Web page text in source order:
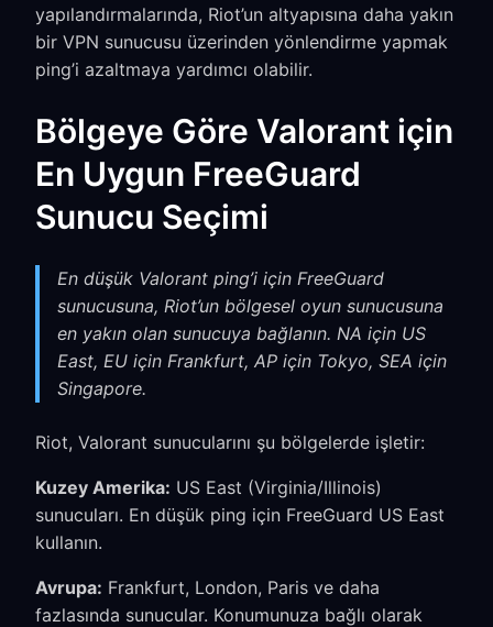
yapılandırmalarında, Riot’un altyapısına daha yakın
bir VPN sunucusu üzerinden yönlendirme yapmak
ping’i azaltmaya yardımcı olabilir.
Bölgeye Göre Valorant için
En Uygun FreeGuard
Sunucu Seçimi
En düşük Valorant ping’i için FreeGuard
sunucusuna, Riot’un bölgesel oyun sunucusuna
en yakın olan sunucuya bağlanın. NA için US
East, EU için Frankfurt, AP için Tokyo, SEA için
Singapore.
Riot, Valorant sunucularını şu bölgelerde işletir:
Kuzey Amerika: US East (Virginia/Illinois)
sunucuları. En düşük ping için FreeGuard US East
kullanın.
Avrupa: Frankfurt, London, Paris ve daha
fazlasında sunucular. Konumunuza bağlı olarak